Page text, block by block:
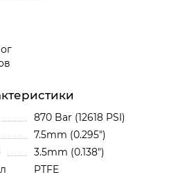
870 Bar (12618 PSI)
7.5mm (0.295")
3.5mm (0.138")
PTFE